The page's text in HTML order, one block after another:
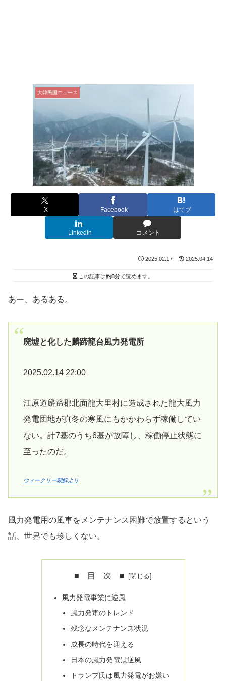
大韓民国ニュース
X Facebook はてブ
LinkedIn コメント
2025.02.17 2025.04.14
この記事は約8分で読めます。
あー、あるある。
廃墟と化した麟蹄龍台風力発電所
2025.02.14 22:00
江原道麟蹄郡北面龍大里村に造成された龍大風力
発電団地が真冬の寒風にもかかわらず稼働してい
ない。計7基のうち6基が故障し、稼働停止状態に
至ったのだ。
ウィークリー朝鮮より
風力発電用の風車をメンテナンス困難で放置するという
話、世界でも珍しくない。
■ 目 次 ■
風力発電事業に逆風
風力発電のトレンド
残念なメンテナンス状況
成長の時代を迎える
日本の風力発電は逆風
トランプ氏は風力発電がお嫌い